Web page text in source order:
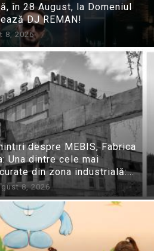
în 28 August, la Domeniul
DJ REMAN!
8, 2026
despre MEBIS, Fabrica
Una dintre cele mai
din zona industrială:...
8, 2026